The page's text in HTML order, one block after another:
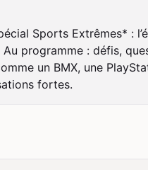
Sports Extrêmes* :
programme : défis,
un BMX, une
fortes.